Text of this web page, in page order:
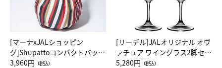
[マーナxJALショッピン
グ]Shupattoコンパクトバッグ
Drop JAL客室乗務員（LC）ス
3,960円 （税込）
[リーデル]JALオリジナル オヴ
ァチュア ワイングラス2脚セッ
ト（レッドワイン）
5,280円 （税込）